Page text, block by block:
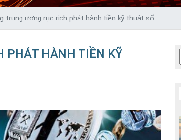
trung ương rục rịch phát hành tiền kỹ thuật số
PHÁT HÀNH TIỀN KỸ